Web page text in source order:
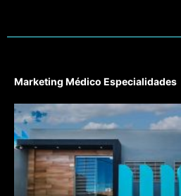
Marketing Médico Especialidades